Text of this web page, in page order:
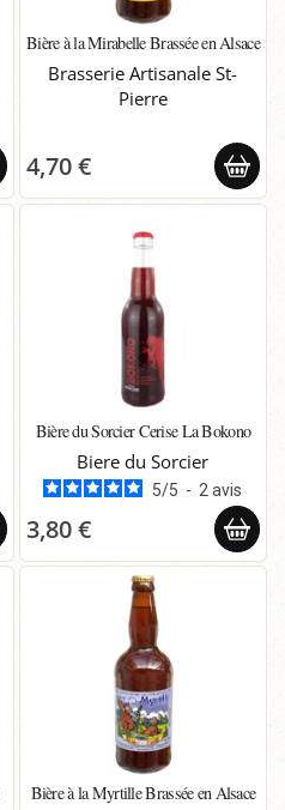
Bière à la Mirabelle Brassée en Alsace
Brasserie Artisanale St-
Pierre
4,70 €
Bière du Sorcier Cerise La Bokono
Biere du Sorcier
5/5 - 2avis
3,80 €
Bière à la Myrtille Brassée en Alsace